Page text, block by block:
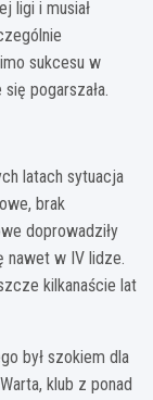
ligi i musiał
sukcesu w
pogarszała.
latach sytuacja
brak
doprowadziły
nawet w IV lidze.
kilkanaście lat
był szokiem dla
klub z ponad